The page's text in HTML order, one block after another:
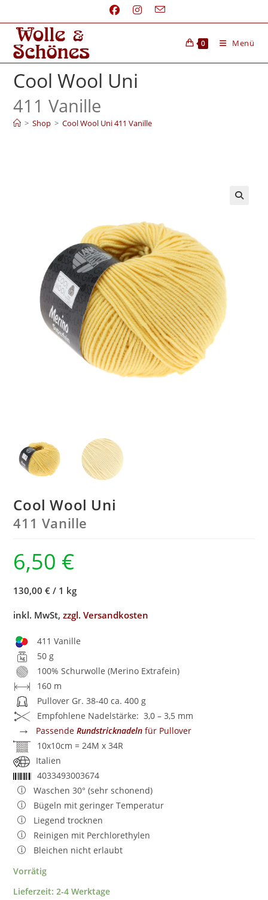
0 Menü
Cool Wool Uni
411 Vanille
> Shop > Cool Wool Uni 411 Vanille
Cool Wool Uni
411 Vanille
6,50 €
130,00 € / 1 kg
inkl. MwSt,zzgl. Versandkosten
411 Vanille
50 g
100% Schurwolle (Merino Extrafein)
160 m
Pullover Gr. 38-40 ca. 400 g
Empfohlene Nadelstärke: 3,0 – 3,5 mm
→ PassendeRundstricknadeln für Pullover
10x10cm = 24M x 34R
Italien
4033493003674
Waschen 30° (sehr schonend)
Bügeln mit geringer Temperatur
Liegend trocknen
Reinigen mit Perchlorethylen
Bleichen nicht erlaubt
Vorrätig
Lieferzeit:2-4 Werktage